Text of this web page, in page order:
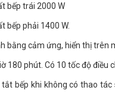
bếp trái 2000 W
bếp phải 1400 W.
bằng cảm ứng, hiển thị trên
180 phút. Có 10 tốc độ điều
bếp khi không có thao tác